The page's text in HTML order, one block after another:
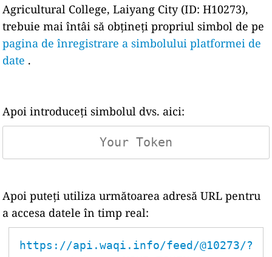
Agricultural College, Laiyang City (ID: H10273),
trebuie mai întâi să obțineți propriul simbol de pe
pagina de înregistrare a simbolului platformei de
date .
Apoi introduceți simbolul dvs. aici:
Apoi puteți utiliza următoarea adresă URL pentru
a accesa datele în timp real:
https://api.waqi.info/feed/@10273/?